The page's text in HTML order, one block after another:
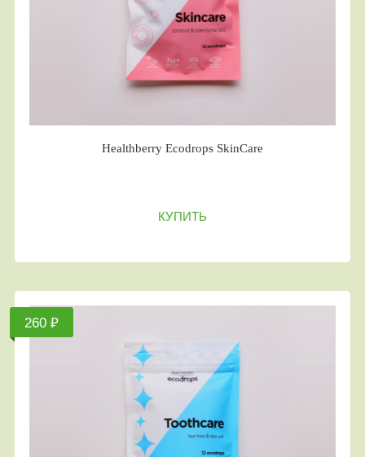
Healthberry Ecodrops SkinCare
КУПИТЬ
260 ₽